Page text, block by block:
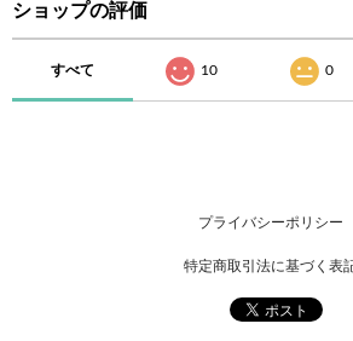
ショップの評価
すべて 10 0
プライバシーポリシー
特定商取引法に基づく表